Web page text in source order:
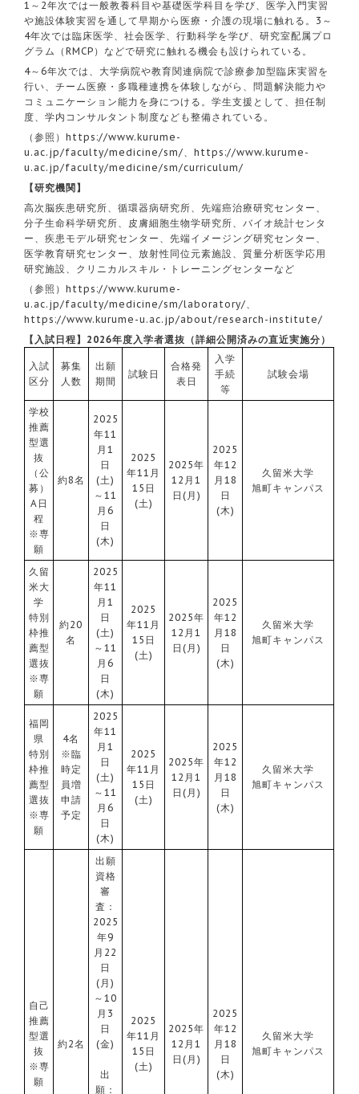
1～2年次では一般教養科目や基礎医学科目を学び、医学入門実習
や施設体験実習を通して早期から医療・介護の現場に触れる。3～
4年次では臨床医学、社会医学、行動科学を学び、研究室配属プロ
グラム（RMCP）などで研究に触れる機会も設けられている。
4～6年次では、大学病院や教育関連病院で診療参加型臨床実習を
行い、チーム医療・多職種連携を体験しながら、問題解決能力や
コミュニケーション能力を身につける。学生支援として、担任制
度、学内コンサルタント制度なども整備されている。
（参照）https://www.kurume-
u.ac.jp/faculty/medicine/sm/、https://www.kurume-
u.ac.jp/faculty/medicine/sm/curriculum/
【研究機関】
高次脳疾患研究所、循環器病研究所、先端癌治療研究センター、
分子生命科学研究所、皮膚細胞生物学研究所、バイオ統計センタ
ー、疾患モデル研究センター、先端イメージング研究センター、
医学教育研究センター、放射性同位元素施設、質量分析医学応用
研究施設、クリニカルスキル・トレーニングセンターなど
（参照）https://www.kurume-
u.ac.jp/faculty/medicine/sm/laboratory/
https://www.kurume-u.ac.jp/about/research-institute/
【入試日程】2026年度入学者選抜（詳細公開済みの直近実施分）
入試
区分
募集
人数
出願
期間
試験日
合格発
表日
入学
手続
等
試験会場
学校
推薦
型選
抜
（公
募）
A日
程
※専
願
約8名
2025
年11
月1
日
(土)
～11
月6
日
(木)
2025
年11月
15日
(土)
2025年
12月1
日(月)
2025
年12
月18
日
(木)
久留米大学
旭町キャンパス
久留
米大
学
特別
枠推
薦型
選抜
※専
願
約20
名
2025
年11
月1
日
(土)
～11
月6
日
(木)
2025
年11月
15日
(土)
2025年
12月1
日(月)
2025
年12
月18
日
(木)
久留米大学
旭町キャンパス
福岡
県
特別
枠推
薦型
選抜
※専
願
4名
※臨
時定
員増
申請
予定
2025
年11
月1
日
(土)
～11
月6
日
(木)
2025
年11月
15日
(土)
2025年
12月1
日(月)
2025
年12
月18
日
(木)
久留米大学
旭町キャンパス
自己
推薦
型選
抜
※専
願
約2名
出願
資格
審
査：
2025
年9
月22
日
(月)
～10
月3
日
(金)
出
願：
2025
年11月
15日
(土)
2025年
12月1
日(月)
2025
年12
月18
日
(木)
久留米大学
旭町キャンパス